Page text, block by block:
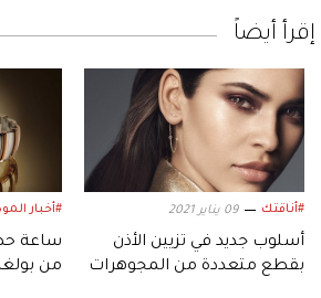
إقرأ أيضاً
#أناقتك 09 يناير 2021
أسلوب جديد في تزيين الأذن
بقطع متعددة من المجوهرات
#أخبار
ساعة
من